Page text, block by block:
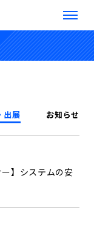
出展 お知らせ
ー】システムの安